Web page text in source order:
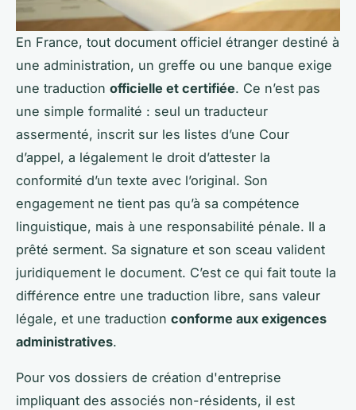
En France, tout document officiel étranger destiné à
une administration, un greffe ou une banque exige
une traduction officielle et certifiée. Ce n’est pas
une simple formalité : seul un traducteur
assermenté, inscrit sur les listes d’une Cour
d’appel, a légalement le droit d’attester la
conformité d’un texte avec l’original. Son
engagement ne tient pas qu’à sa compétence
linguistique, mais à une responsabilité pénale. Il a
prêté serment. Sa signature et son sceau valident
juridiquement le document. C’est ce qui fait toute la
différence entre une traduction libre, sans valeur
légale, et une traduction conforme aux exigences
administratives.
Pour vos dossiers de création d'entreprise
impliquant des associés non-résidents, il est